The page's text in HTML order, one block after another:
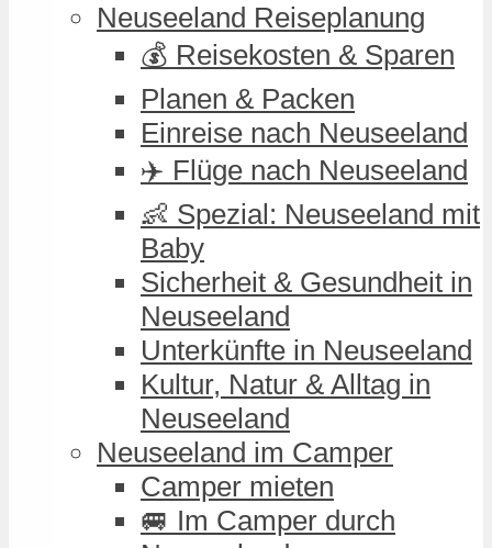
Neuseeland Reiseplanung
💰 Reisekosten & Sparen
Planen & Packen
Einreise nach Neuseeland
✈️ Flüge nach Neuseeland
👶 Spezial: Neuseeland mit
Baby
Sicherheit & Gesundheit in
Neuseeland
Unterkünfte in Neuseeland
Kultur, Natur & Alltag in
Neuseeland
Neuseeland im Camper
Camper mieten
🚐 Im Camper durch